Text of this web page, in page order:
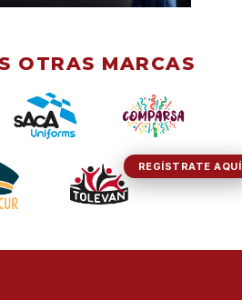
OTRAS MARCAS
REGÍSTRATE AQUÍ